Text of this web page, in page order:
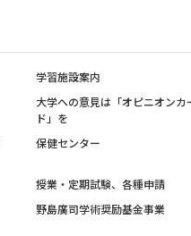
学習施設案内
大学への意見は「オピニオンカ
ド」を
保健センター
授業・定期試験、各種申請
野島廣司学術奨励基金事業